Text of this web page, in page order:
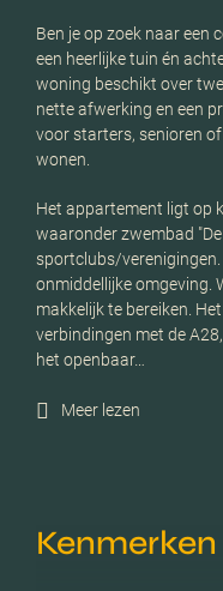
Ben je op zoek naar een
een heerlijke tuin én
woning beschikt over
nette afwerking en een
voor starters, senioren
wonen.
Het appartement ligt op
waaronder zwembad
sportclubs/verenigingen.
onmiddellijke omgeving.
makkelijk te bereiken.
verbindingen met de
het openbaar…
Meer lezen
Kenmerken